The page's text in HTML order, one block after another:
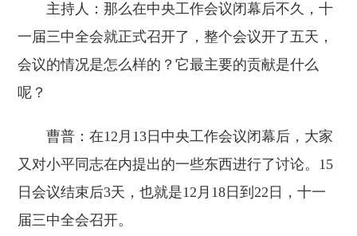
主持人：那么在中央工作会议闭幕后不久，十
一届三中全会就正式召开了，整个会议开了五天，
会议的情况是怎么样的？它最主要的贡献是什么
呢？
曹普：在12月13日中央工作会议闭幕后，大家
又对小平同志在内提出的一些东西进行了讨论。15
日会议结束后3天，也就是12月18日到22日，十一
届三中全会召开。